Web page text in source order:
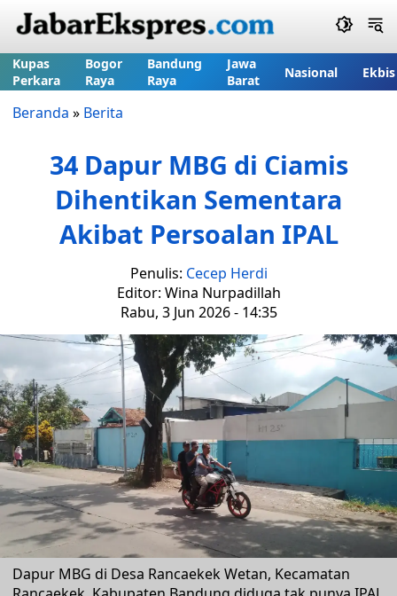
Kupas
Perkara
Bogor
Raya
Bandung
Raya
Jawa
Barat
Nasional Ekbis
Beranda » Berita
34 Dapur MBG di Ciamis
Dihentikan Sementara
Akibat Persoalan IPAL
Penulis: Cecep Herdi
Editor: Wina Nurpadillah
Rabu, 3 Jun 2026 - 14:35
Dapur MBG di Desa Rancaekek Wetan, Kecamatan